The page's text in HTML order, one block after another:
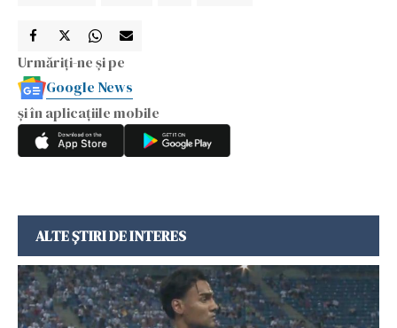
Urmăriți-ne și pe
Google News
și în aplicațiile mobile
ALTE ȘTIRI DE INTERES